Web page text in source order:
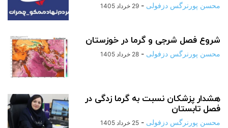
محسن پورنرگس دزفولی - 29 خرداد 1405
شروع فصل شرجی و گرما در خوزستان
محسن پورنرگس دزفولی - 28 خرداد 1405
هشدار پزشکان نسبت به گرما زدگی در
فصل تابستان
محسن پورنرگس دزفولی - 25 خرداد 1405